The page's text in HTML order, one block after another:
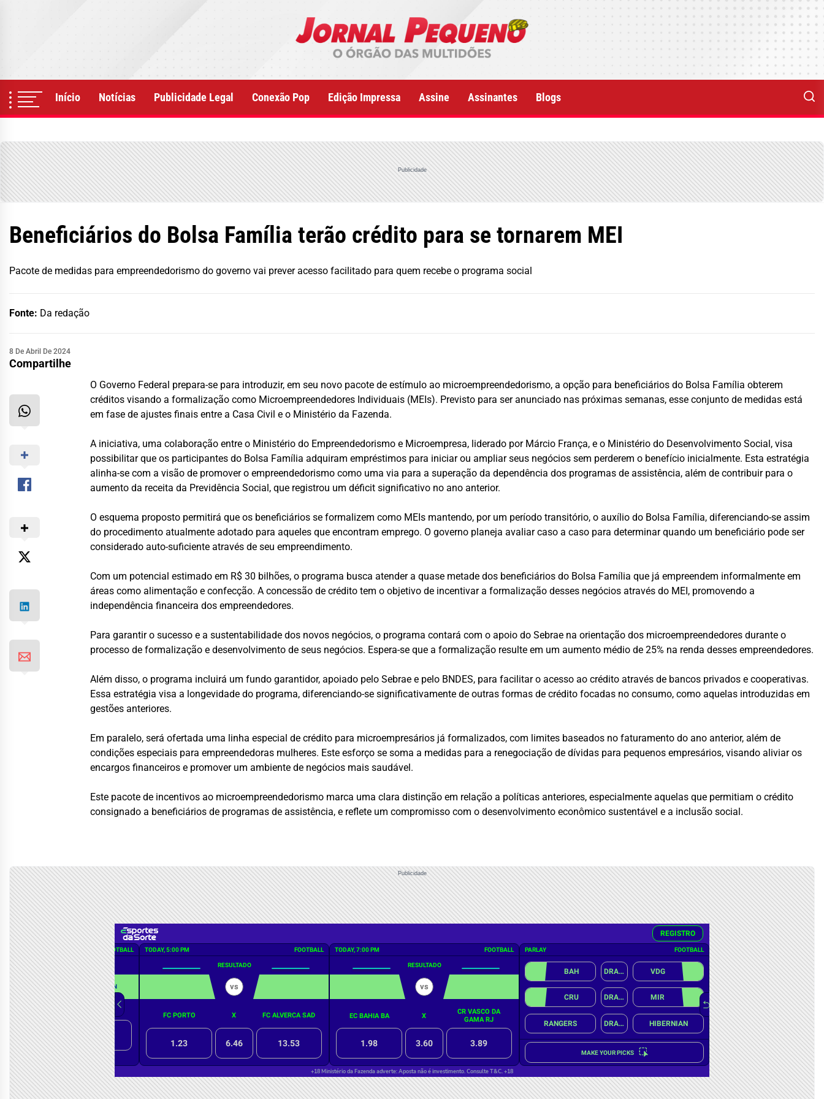
Início Notícias Publicidade Legal Conexão Pop Edição Impressa Assine Assinantes Blogs
Publicidade
Beneficiários do Bolsa Família terão crédito para se tornarem MEI
Pacote de medidas para empreendedorismo do governo vai prever acesso facilitado para quem recebe o programa social
Fonte: Da redação
8 De Abril De 2024
Compartilhe
O Governo Federal prepara-se para introduzir, em seu novo pacote de estímulo ao microempreendedorismo, a opção para beneficiários do Bolsa Família obterem
créditos visando a formalização como Microempreendedores Individuais (MEIs). Previsto para ser anunciado nas próximas semanas, esse conjunto de medidas está
em fase de ajustes finais entre a Casa Civil e o Ministério da Fazenda.
A iniciativa, uma colaboração entre o Ministério do Empreendedorismo e Microempresa, liderado por Márcio França, e o Ministério do Desenvolvimento Social, visa
possibilitar que os participantes do Bolsa Família adquiram empréstimos para iniciar ou ampliar seus negócios sem perderem o benefício inicialmente. Esta estratégia
alinha-se com a visão de promover o empreendedorismo como uma via para a superação da dependência dos programas de assistência, além de contribuir para o
aumento da receita da Previdência Social, que registrou um déficit significativo no ano anterior.
O esquema proposto permitirá que os beneficiários se formalizem como MEIs mantendo, por um período transitório, o auxílio do Bolsa Família, diferenciando-se assim
do procedimento atualmente adotado para aqueles que encontram emprego. O governo planeja avaliar caso a caso para determinar quando um beneficiário pode ser
considerado auto-suficiente através de seu empreendimento.
Com um potencial estimado em R$ 30 bilhões, o programa busca atender a quase metade dos beneficiários do Bolsa Família que já empreendem informalmente em
áreas como alimentação e confecção. A concessão de crédito tem o objetivo de incentivar a formalização desses negócios através do MEI, promovendo a
independência financeira dos empreendedores.
Para garantir o sucesso e a sustentabilidade dos novos negócios, o programa contará com o apoio do Sebrae na orientação dos microempreendedores durante o
processo de formalização e desenvolvimento de seus negócios. Espera-se que a formalização resulte em um aumento médio de 25% na renda desses empreendedores.
Além disso, o programa incluirá um fundo garantidor, apoiado pelo Sebrae e pelo BNDES, para facilitar o acesso ao crédito através de bancos privados e cooperativas.
Essa estratégia visa a longevidade do programa, diferenciando-se significativamente de outras formas de crédito focadas no consumo, como aquelas introduzidas em
gestões anteriores.
Em paralelo, será ofertada uma linha especial de crédito para microempresários já formalizados, com limites baseados no faturamento do ano anterior, além de
condições especiais para empreendedoras mulheres. Este esforço se soma a medidas para a renegociação de dívidas para pequenos empresários, visando aliviar os
encargos financeiros e promover um ambiente de negócios mais saudável.
Este pacote de incentivos ao microempreendedorismo marca uma clara distinção em relação a políticas anteriores, especialmente aquelas que permitiam o crédito
consignado a beneficiários de programas de assistência, e reflete um compromisso com o desenvolvimento econômico sustentável e a inclusão social.
Publicidade